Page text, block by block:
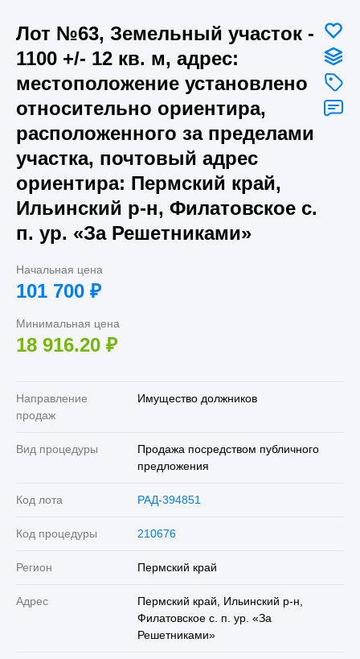
Лот №63, Земельный участок -
1100 +/- 12 кв. м, адрес:
местоположение установлено
относительно ориентира,
расположенного за пределами
участка, почтовый адрес
ориентира: Пермский край,
Ильинский р-н, Филатовское с.
п. ур. «За Решетниками»
Начальная цена
101 700 ₽
Минимальная цена
18 916.20 ₽
Направление
продаж
Имущество должников
Вид процедуры
Продажа посредством публичного
предложения
Код лота РАД-394851
Код процедуры 210676
Регион Пермский край
Адрес
Пермский край, Ильинский р-н,
Филатовское с. п. ур. «За
Решетниками»